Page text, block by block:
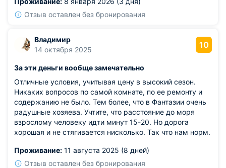
Отзыв оставлен без бронирования
Владимир
14 октября 2025
10
За эти деньги вообще замечательно
Отличные условия, учитывая цену в высокий сезон.
Никаких вопросов по самой комнате, по ее ремонту и
содержанию не было. Тем более, что в Фантазии очень
радушные хозяева. Учтите, что расстояние до моря
взрослому человеку идти минут 15-20. Но дорога
хорошая и не стягивается нисколько. Так что нам норм.
Проживание: 11 августа 2025 (8 дней)
Отзыв оставлен без бронирования